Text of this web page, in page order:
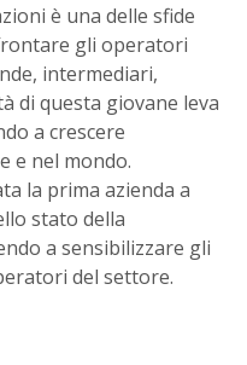
è una delle sfide
gli operatori
intermediari,
di questa giovane leva
a crescere
e nel mondo.
la prima azienda a
stato della
a sensibilizzare gli
del settore.